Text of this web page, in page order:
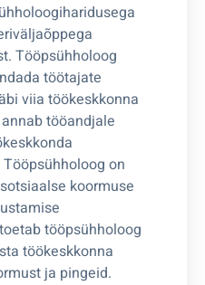
Tööpsühholoog
töötajate
viia töökeskkonna
tööandjale
on
koormuse
tööpsühholoog
töökeskkonna
ja pingeid.